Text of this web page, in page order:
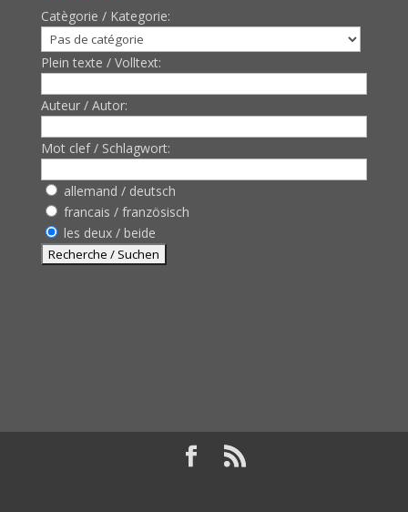
Catègorie / Kategorie:
Plein texte / Volltext:
Auteur / Autor:
Mot clef / Schlagwort:
allemand / deutsch
francais / französisch
les deux / beide